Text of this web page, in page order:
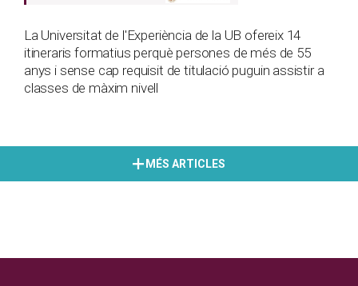
La Universitat de l'Experiència de la UB ofereix 14
itineraris formatius perquè persones de més de 55
anys i sense cap requisit de titulació puguin assistir a
classes de màxim nivell
MÉS ARTICLES